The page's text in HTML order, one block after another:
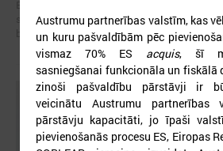
starptautiskai pašvaldību sadarbības balvai
balva 2026”.
Austrumu partnerības valstīm, kas
un kuru pašvaldībām pēc
vismaz 70% ES acquis, šī
sasniegšanai funkcionāla un fiskālā
zinoši pašvaldību pārstāvji ir
veicinātu Austrumu partnerības
pārstāvju kapacitāti, jo īpaši
pievienošanās procesu ES, Eiropas